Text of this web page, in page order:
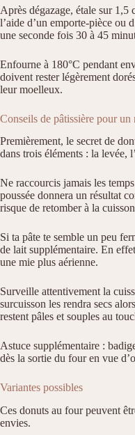
Après dégazage, étale sur 1,5
l’aide d’un emporte-pièce ou
une seconde fois 30 à 45
Enfourne à 180°C pendant
doivent rester légèrement
leur moelleux.
Conseils de pâtissière pour
Premièrement, le secret de
dans trois éléments : la levée,
Ne raccourcis jamais les
poussée donnera un résultat
risque de retomber à la
Si ta pâte te semble un peu
de lait supplémentaire. En
une mie plus aérienne.
Surveille attentivement la
surcuisson les rendra secs
restent pâles et souples au
Astuce supplémentaire :
dès la sortie du four en vue
Variantes possibles
Ces donuts au four peuvent
envies.